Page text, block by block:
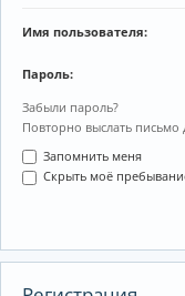
и
Имя пользователя:
Пароль:
Забыли пароль?
Повторно выслать письмо
Запомнить меня
Скрыть моё